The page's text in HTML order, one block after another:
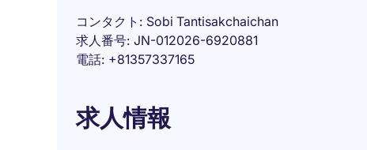
コンタクト
Sobi Tantisakchaichan
求人番号 JN-012026-6920881
電話 +81357337165
求人情報